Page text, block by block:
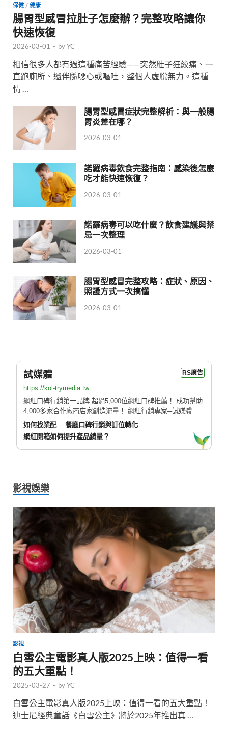
保健 / 健康
腸胃型感冒拉肚子怎麼辦？完整攻略讓你
快速恢復
2026-03-01 - byYC
相信很多人都有過這種痛苦經驗——突然肚子狂絞痛、一
直跑廁所、還伴隨噁心或嘔吐，整個人虛脫無力。這種
情 …
腸胃型感冒症狀完整解析：與一般腸
胃炎差在哪？
2026-03-01
諾羅病毒飲食完整指南：感染後怎麼
吃才能快速恢復？
2026-03-01
諾羅病毒可以吃什麼？飲食建議與禁
忌一次整理
2026-03-01
腸胃型感冒完整攻略：症狀、原因、
照護方式一次搞懂
2026-03-01
試媒體 RS廣告
https://kol-trymedia.tw
網紅口碑行銷第一品牌 超過5,000位網紅口碑推薦！ 成功幫助
4,000多家合作廠商店家創造流量！ 網紅行銷專家─試媒體
如何找業配
餐廳口碑行銷與訂位轉化
網紅開箱如何提升產品銷量？
影視娛樂
影視
白雪公主電影真人版2025上映：值得一看
的五大重點！
2025-03-27 - byYC
白雪公主電影真人版2025上映：值得一看的五大重點！
迪士尼經典童話《白雪公主》將於2025年推出真 …